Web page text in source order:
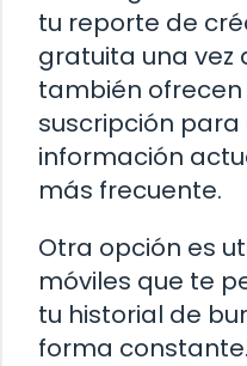
tu reporte de
gratuita una vez
también
suscripción
información
más frecuente.
Otra opción es
móviles que te
tu historial de
forma constante.